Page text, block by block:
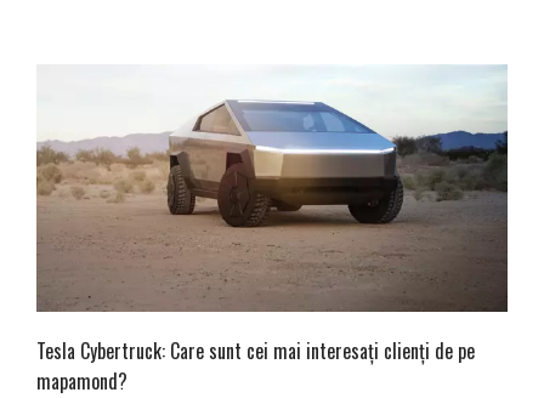
Tesla Cybertruck: Care sunt cei mai interesați clienți de pe
mapamond?